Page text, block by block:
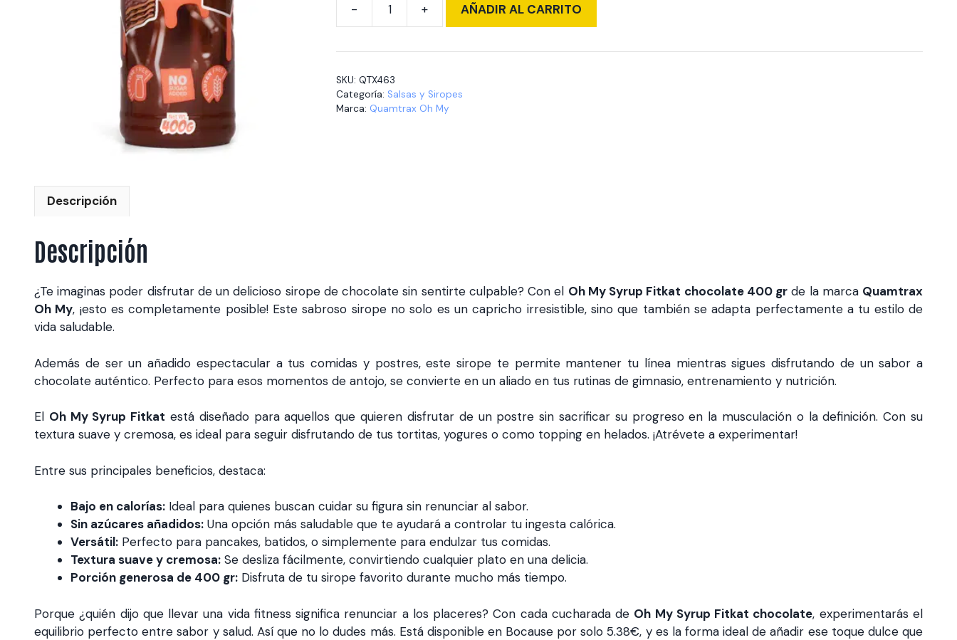
Syrup
chocolate
400
AÑADIR AL CARRITO
SKU:QTX463
Categoría: Salsas y Siropes
Marca: Quamtrax Oh My
Descripción
Descripción
¿Te imaginas poder disfrutar de un delicioso sirope de chocolate sin sentirte culpable? Con el Oh My Syrup Fitkat chocolate 400 gr de la marca Quamtrax
Oh My, ¡esto es completamente posible! Este sabroso sirope no solo es un capricho irresistible, sino que también se adapta perfectamente a tu estilo de
vida saludable.
Además de ser un añadido espectacular a tus comidas y postres, este sirope te permite mantener tu línea mientras sigues disfrutando de un sabor a
chocolate auténtico. Perfecto para esos momentos de antojo, se convierte en un aliado en tus rutinas de gimnasio, entrenamiento y nutrición.
El Oh My Syrup Fitkat está diseñado para aquellos que quieren disfrutar de un postre sin sacrificar su progreso en la musculación o la definición. Con su
textura suave y cremosa, es ideal para seguir disfrutando de tus tortitas, yogures o como topping en helados. ¡Atrévete a experimentar!
Entre sus principales beneficios, destaca:
Bajo en calorías: Ideal para quienes buscan cuidar su figura sin renunciar al sabor.
Sin azúcares añadidos: Una opción más saludable que te ayudará a controlar tu ingesta calórica.
Versátil: Perfecto para pancakes, batidos, o simplemente para endulzar tus comidas.
Textura suave y cremosa: Se desliza fácilmente, convirtiendo cualquier plato en una delicia.
Porción generosa de 400 gr: Disfruta de tu sirope favorito durante mucho más tiempo.
Porque ¿quién dijo que llevar una vida fitness significa renunciar a los placeres? Con cada cucharada de Oh My Syrup Fitkat chocolate, experimentarás el
equilibrio perfecto entre sabor y salud. Así que no lo dudes más. Está disponible en Bocause por solo 5.38€, y es la forma ideal de añadir ese toque dulce que